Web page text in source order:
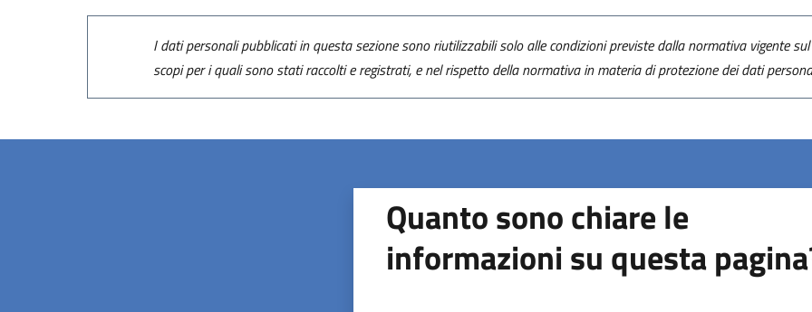
I dati personali pubblicati in questa sezione sono riutilizzabili solo alle condizioni previste dalla normativa vigente
scopi per i quali sono stati raccolti e registrati, e nel rispetto della normativa in materia di protezione dei dati
Quanto sono chiare le
informazioni su questa